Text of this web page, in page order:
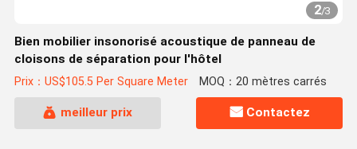
2/3
Bien mobilier insonorisé acoustique de panneau de
cloisons de séparation pour l'hôtel
Prix：US$105.5 Per Square Meter MOQ：20 mètres carrés
meilleur prix Contactez